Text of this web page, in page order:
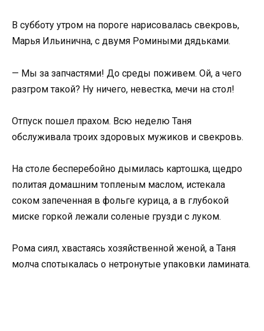
В субботу утром на пороге нарисовалась свекровь,
Марья Ильинична, с двумя Ромиными дядьками.
— Мы за запчастями! До среды поживем. Ой, а чего
разгром такой? Ну ничего, невестка, мечи на стол!
Отпуск пошел прахом. Всю неделю Таня
обслуживала троих здоровых мужиков и свекровь.
На столе бесперебойно дымилась картошка, щедро
политая домашним топленым маслом, истекала
соком запеченная в фольге курица, а в глубокой
миске горкой лежали соленые грузди с луком.
Рома сиял, хвастаясь хозяйственной женой, а Таня
молча спотыкалась о нетронутые упаковки ламината.